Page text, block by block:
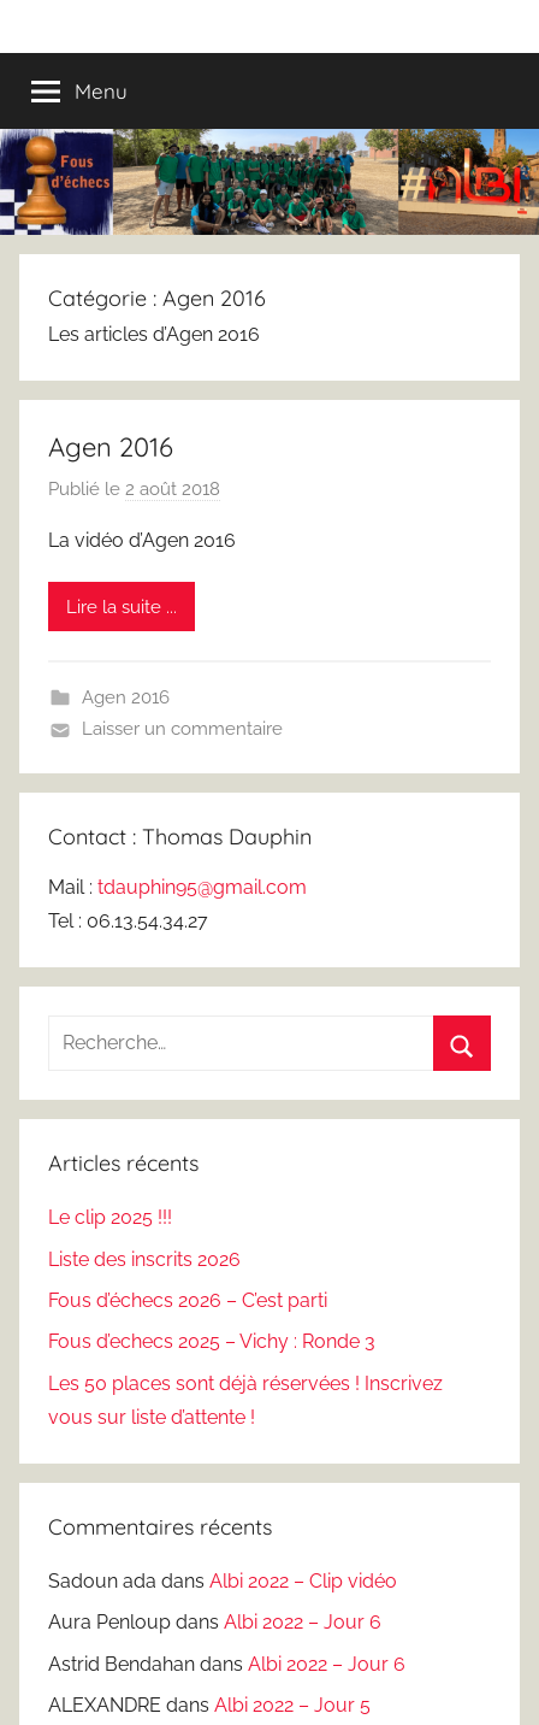
au
contenu
Fous
d’échecs
la
colo
Menu
Catégorie : Agen 2016
Les articles d’Agen 2016
Agen 2016
Publié le 2 août 2018
r
u
s
La vidéo d’Agen 2016
Lire la suite ...
Agen 2016
Laisser un commentaire
Contact : Thomas Dauphin
Mail : tdauphin95@gmail.com
Tel : 06.13.54.34.27
Recherche
:
Articles récents
Le clip 2025 !!!
Liste des inscrits 2026
Fous d’échecs 2026 – C’est parti
Fous d’echecs 2025 – Vichy : Ronde 3
Les 50 places sont déjà réservées ! Inscrivez
vous sur liste d’attente !
Commentaires récents
Sadoun ada dans Albi 2022 – Clip vidéo
Aura Penloup dans Albi 2022 – Jour 6
Astrid Bendahan dans Albi 2022 – Jour 6
ALEXANDRE dans Albi 2022 – Jour 5